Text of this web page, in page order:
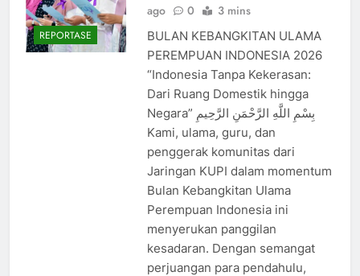
REPORTASE
ago
0 3 mins
BULAN KEBANGKITAN ULAMA
PEREMPUAN INDONESIA 2026
“Indonesia Tanpa Kekerasan:
Dari Ruang Domestik hingga
Negara” بِسْمِ اللَّهِ الرَّحْمَنِ الرَّحِيمِ
Kami, ulama, guru, dan
penggerak komunitas dari
Jaringan KUPI dalam momentum
Bulan Kebangkitan Ulama
Perempuan Indonesia ini
menyerukan panggilan
kesadaran. Dengan semangat
perjuangan para pendahulu,